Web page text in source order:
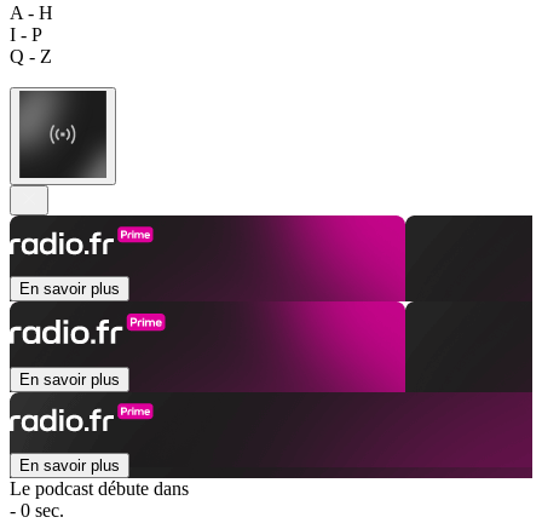
A - H
I - P
Q - Z
En savoir plus
En savoir plus
En savoir plus
Le podcast débute dans
- 0 sec.